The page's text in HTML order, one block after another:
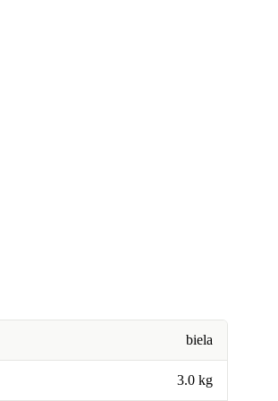
biela
3.0 kg